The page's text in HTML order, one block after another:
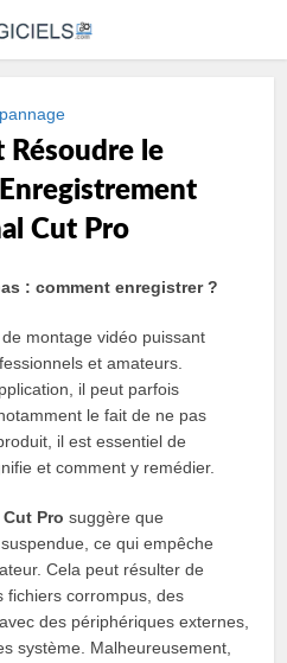
Résoudre le
Cut Pro
: comment enregistrer ?
montage vidéo puissant
et amateurs.
il peut parfois
le fait de ne pas
il est essentiel de
et comment y remédier.
Pro suggère que
ce qui empêche
Cela peut résulter de
fichiers corrompus, des
des périphériques externes,
système. Malheureusement,